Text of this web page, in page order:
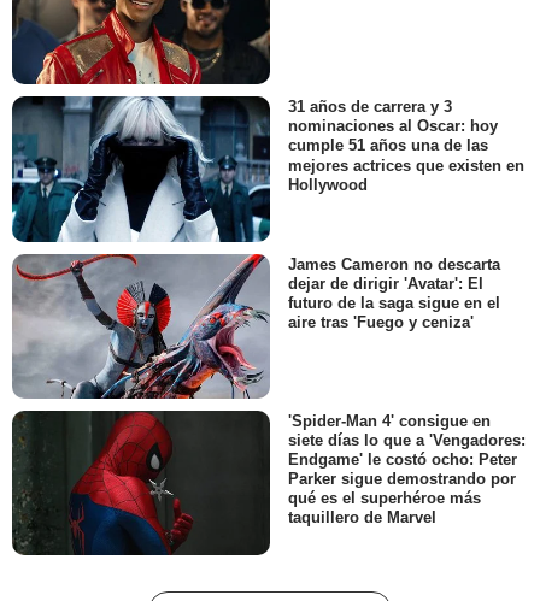
31 años de carrera y 3
nominaciones al Oscar: hoy
cumple 51 años una de las
mejores actrices que existen en
Hollywood
James Cameron no descarta
dejar de dirigir 'Avatar': El
futuro de la saga sigue en el
aire tras 'Fuego y ceniza'
'Spider-Man 4' consigue en
siete días lo que a 'Vengadores:
Endgame' le costó ocho: Peter
Parker sigue demostrando por
qué es el superhéroe más
taquillero de Marvel